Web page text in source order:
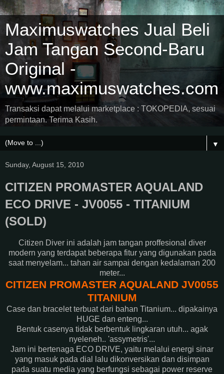
Maximuswatches Jual Beli
Jam Tangan Second-Baru
Original -
www.maximuswatches.com
Transaksi dapat melalui marketplace : TOKOPEDIA, sesuai
permintaan. Terima Kasih.
▼
Sunday, August 15, 2010
CITIZEN PROMASTER AQUALAND
ECO DRIVE - JV0055 - TITANIUM
(SOLD)
Citizen Diver ini adalah jam tangan proffesional diver
modern yang terdapat beberapa fitur yang digunakan pada
saat menyelam... tahan air sampai dengan kedalaman 200
meter...
CITIZEN PROMASTER AQUALAND JV0055
TITANIUM
Case dan bracelet terbuat dari bahan Titanium... dipakainya
HUGE dan enteng...
Bentuk casenya tidak berbentuk lingkaran utuh... agak
nyeleneh.. 'assymetris'...
Jam ini bertenaga ECO DRIVE, yaitu melalui energi sinar
yang masuk pada dial lalu dikonversikan dan disimpan
pada suatu media yang berfungsi sebagai power reserve